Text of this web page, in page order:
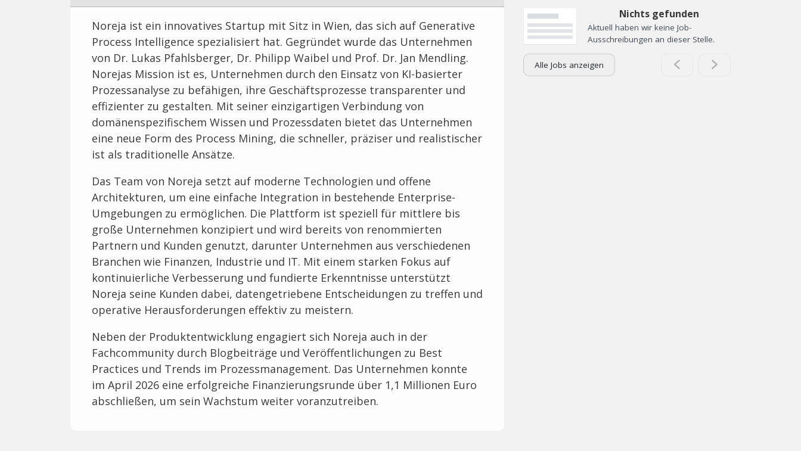
Noreja ist ein innovatives Startup mit Sitz in Wien, das sich auf Generative
Process Intelligence spezialisiert hat. Gegründet wurde das Unternehmen
von Dr. Lukas Pfahlsberger, Dr. Philipp Waibel und Prof. Dr. Jan Mendling.
Norejas Mission ist es, Unternehmen durch den Einsatz von KI-basierter
Prozessanalyse zu befähigen, ihre Geschäftsprozesse transparenter und
effizienter zu gestalten. Mit seiner einzigartigen Verbindung von
domänenspezifischem Wissen und Prozessdaten bietet das Unternehmen
eine neue Form des Process Mining, die schneller, präziser und realistischer
ist als traditionelle Ansätze.
Das Team von Noreja setzt auf moderne Technologien und offene
Architekturen, um eine einfache Integration in bestehende Enterprise-
Umgebungen zu ermöglichen. Die Plattform ist speziell für mittlere bis
große Unternehmen konzipiert und wird bereits von renommierten
Partnern und Kunden genutzt, darunter Unternehmen aus verschiedenen
Branchen wie Finanzen, Industrie und IT. Mit einem starken Fokus auf
kontinuierliche Verbesserung und fundierte Erkenntnisse unterstützt
Noreja seine Kunden dabei, datengetriebene Entscheidungen zu treffen und
operative Herausforderungen effektiv zu meistern.
Neben der Produktentwicklung engagiert sich Noreja auch in der
Fachcommunity durch Blogbeiträge und Veröffentlichungen zu Best
Practices und Trends im Prozessmanagement. Das Unternehmen konnte
im April 2026 eine erfolgreiche Finanzierungsrunde über 1,1 Millionen Euro
abschließen, um sein Wachstum weiter voranzutreiben.
Nichts gefunden
Aktuell haben wir keine Job-
Ausschreibungen an dieser Stelle.
Alle Jobs anzeigen